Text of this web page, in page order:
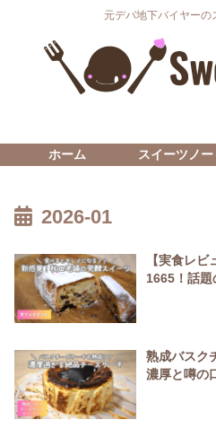
元デパ地下バイヤーの
ホーム スイーツノー
2026-01
【実食レ
1665！話題
熟成バスク
濃厚と噂の